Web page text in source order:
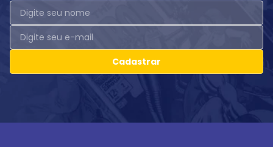
Cadastrar